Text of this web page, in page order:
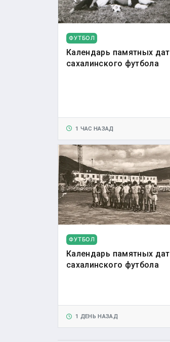
ФУТБОЛ
Календарь памятных дат
сахалинского футбола
1 ЧАС НАЗАД
ФУТБОЛ
Календарь памятных дат
сахалинского футбола
1 ДЕНЬ НАЗАД